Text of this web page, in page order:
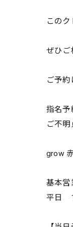
この
ぜひ
ご予
指名予
ご不明
grow
基本営
平日